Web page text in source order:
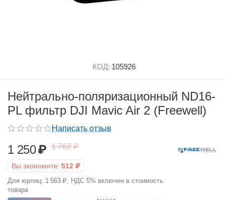
КОД: 105926
Нейтрально-поляризационный ND16-
PL фильтр DJI Mavic Air 2 (Freewell)
Написать отзыв
1 250₽ 1 762 ₽
Вы экономите: 512 ₽
Для юрлиц: 1 563 ₽, НДС 5% включен в стоимость
товара